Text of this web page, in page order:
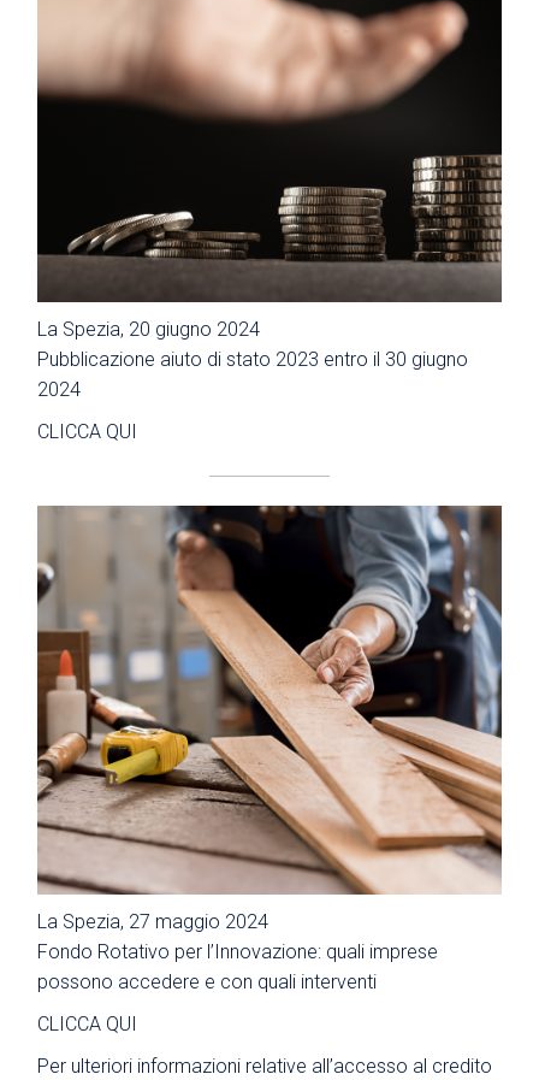
La Spezia, 20 giugno 2024
Pubblicazione aiuto di stato 2023 entro il 30 giugno
2024
CLICCA QUI
La Spezia, 27 maggio 2024
Fondo Rotativo per l’Innovazione: quali imprese
possono accedere e con quali interventi
CLICCA QUI
Per ulteriori informazioni relative all’accesso al credito